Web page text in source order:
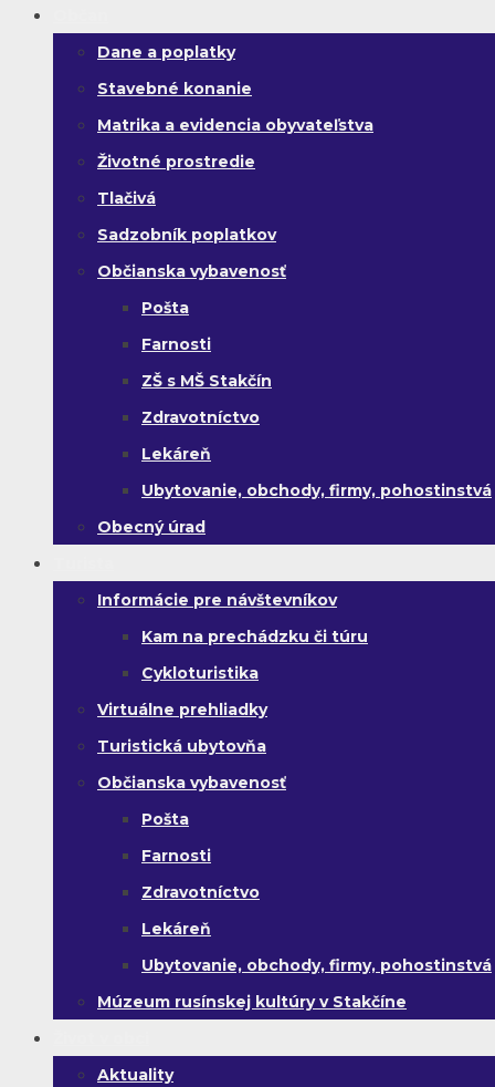
Dane a poplatky
Stavebné konanie
Matrika a evidencia obyvateľstva
Životné prostredie
Tlačivá
Sadzobník poplatkov
Občianska vybavenosť
Pošta
Farnosti
ZŠ s MŠ Stakčín
Zdravotníctvo
Lekáreň
Ubytovanie, obchody, firmy, pohostinstvá
Obecný úrad
Informácie pre návštevníkov
Kam na prechádzku či túru
Cykloturistika
Virtuálne prehliadky
Turistická ubytovňa
Občianska vybavenosť
Pošta
Farnosti
Zdravotníctvo
Lekáreň
Ubytovanie, obchody, firmy, pohostinstvá
Múzeum rusínskej kultúry v Stakčíne
Aktuality